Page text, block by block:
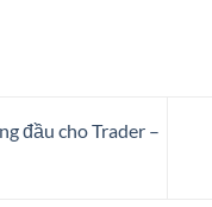
đầu cho Trader –